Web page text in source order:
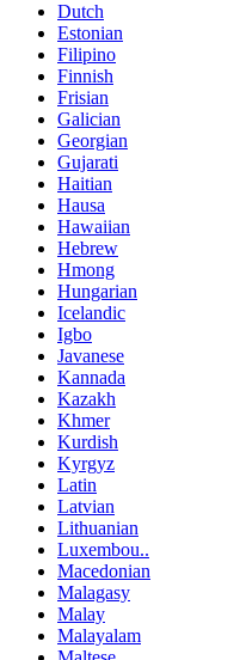
Dutch
Estonian
Filipino
Finnish
Frisian
Galician
Georgian
Gujarati
Haitian
Hausa
Hawaiian
Hebrew
Hmong
Hungarian
Icelandic
Igbo
Javanese
Kannada
Kazakh
Khmer
Kurdish
Kyrgyz
Latin
Latvian
Lithuanian
Luxembou..
Macedonian
Malagasy
Malay
Malayalam